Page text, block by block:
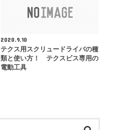
2020.9.10
テクス用スクリュードライバの種
類と使い方！ テクスビス専用の
電動工具